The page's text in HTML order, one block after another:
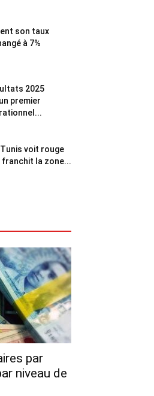
son taux
à 7%
2025
premier
voit rouge
franchit la zone...
par
niveau de